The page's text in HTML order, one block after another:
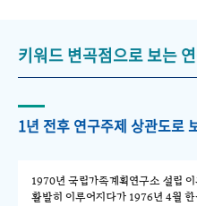
키워드 변곡점으로 보는
1년 전후 연구주제 상관도로
1970년 국립가족계획연구소 설립
활발히 이루어지다가 1976년 4월